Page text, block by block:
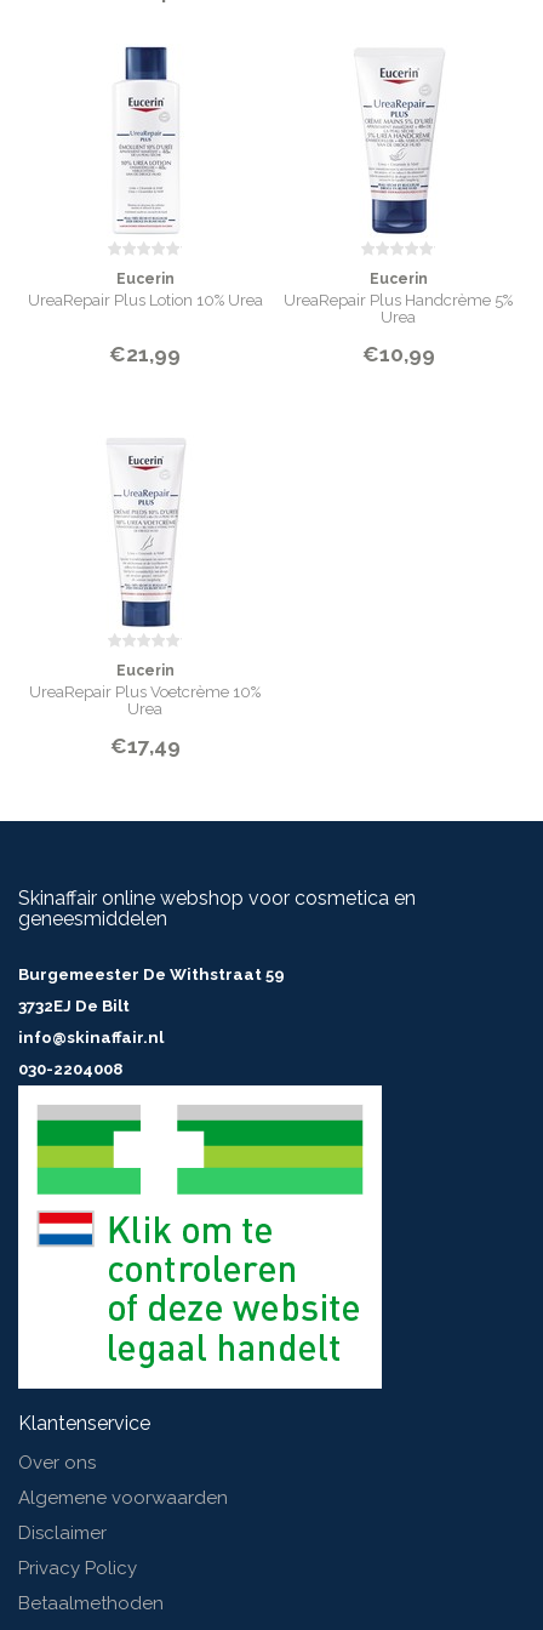
Eucerin
UreaRepair Plus Lotion 10% Urea
€21,99
Eucerin
UreaRepair Plus Handcrème 5%
Urea
€10,99
Eucerin
UreaRepair Plus Voetcrème 10%
Urea
€17,49
Skinaffair online webshop voor cosmetica en
geneesmiddelen
Burgemeester De Withstraat 59
3732EJ De Bilt
info@skinaffair.nl
030-2204008
Klantenservice
Over ons
Algemene voorwaarden
Disclaimer
Privacy Policy
Betaalmethoden